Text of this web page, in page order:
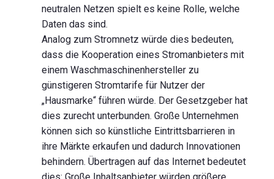
neutralen Netzen spielt es keine Rolle, welche
Daten das sind.
Analog zum Stromnetz würde dies bedeuten,
dass die Kooperation eines Stromanbieters mit
einem Waschmaschinenhersteller zu
günstigeren Stromtarife für Nutzer der
„Hausmarke“ führen würde. Der Gesetzgeber hat
dies zurecht unterbunden. Große Unternehmen
können sich so künstliche Eintrittsbarrieren in
ihre Märkte erkaufen und dadurch Innovationen
behindern. Übertragen auf das Internet bedeutet